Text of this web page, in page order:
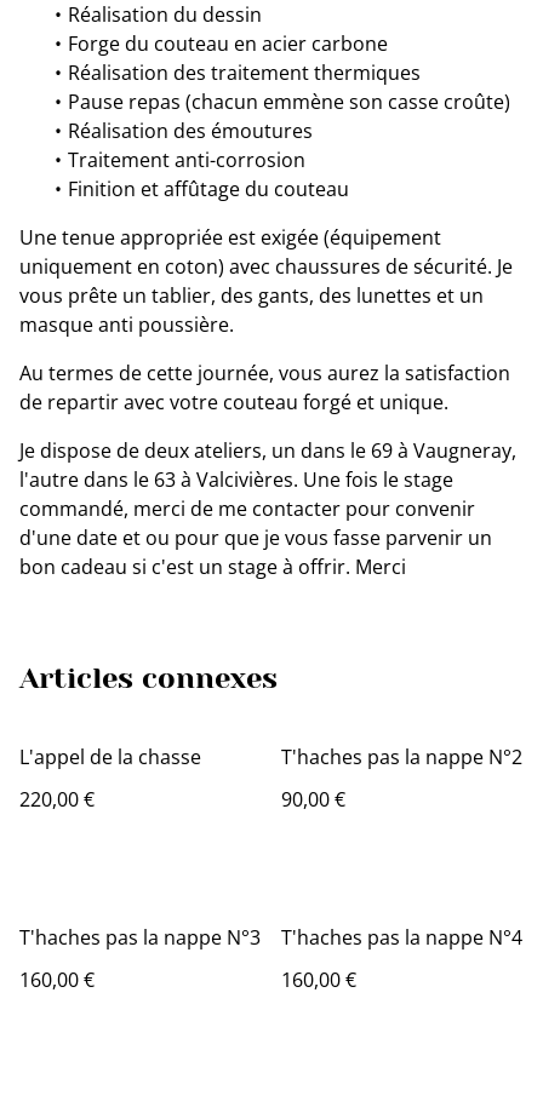
Réalisation du dessin
Forge du couteau en acier carbone
Réalisation des traitement thermiques
Pause repas (chacun emmène son casse croûte)
Réalisation des émoutures
Traitement anti-corrosion
Finition et affûtage du couteau
Une tenue appropriée est exigée (équipement
uniquement en coton) avec chaussures de sécurité. Je
vous prête un tablier, des gants, des lunettes et un
masque anti poussière.
Au termes de cette journée, vous aurez la satisfaction
de repartir avec votre couteau forgé et unique.
Je dispose de deux ateliers, un dans le 69 à Vaugneray,
l'autre dans le 63 à Valcivières. Une fois le stage
commandé, merci de me contacter pour convenir
d'une date et ou pour que je vous fasse parvenir un
bon cadeau si c'est un stage à offrir. Merci
Articles connexes
L'appel de la chasse
220,00 €
T'haches pas la nappe N°2
90,00 €
T'haches pas la nappe N°3
160,00 €
T'haches pas la nappe N°4
160,00 €